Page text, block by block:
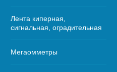
Лента киперная,
сигнальная, оградительная
Мегаомметры